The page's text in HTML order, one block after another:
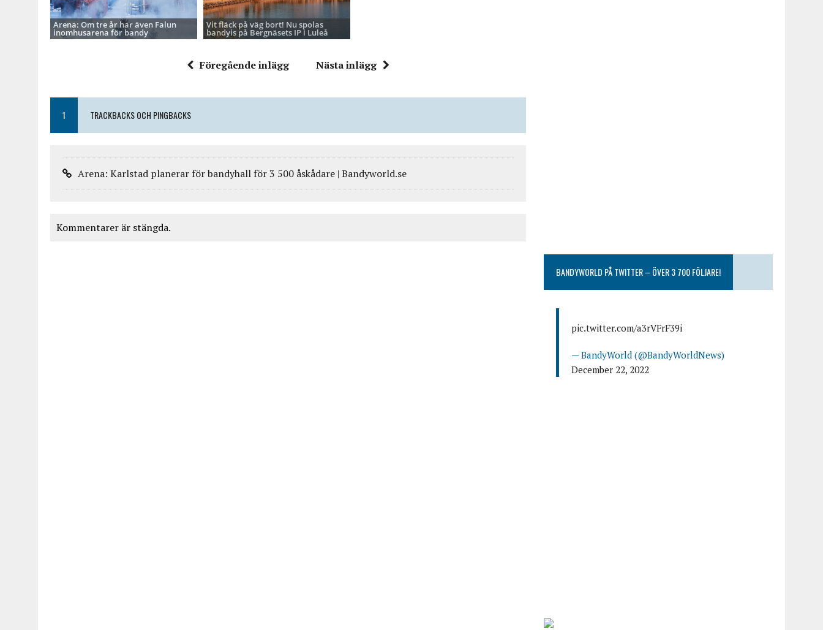
Arena: Om tre år har även Falun
inomhusarena för bandy
Vit fläck på väg bort! Nu spolas
bandyis på Bergnäsets IP i Luleå
Föregående inlägg Nästa inlägg
1 TRACKBACKS OCH PINGBACKS
Arena: Karlstad planerar för bandyhall för 3 500 åskådare | Bandyworld.se
Kommentarer är stängda.
BANDYWORLD PÅ TWITTER – ÖVER 3 700 FÖLJARE!
pic.twitter.com/a3rVFrF39i
— BandyWorld (@BandyWorldNews)
December 22, 2022